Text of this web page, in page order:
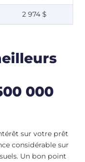
2 974 $
000
sur votre prêt
considérable sur
Un bon point